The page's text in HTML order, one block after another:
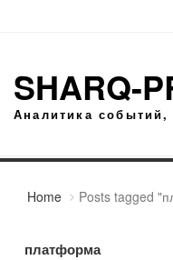
SHARQ-
Аналитика
Home Posts tagged
платформа